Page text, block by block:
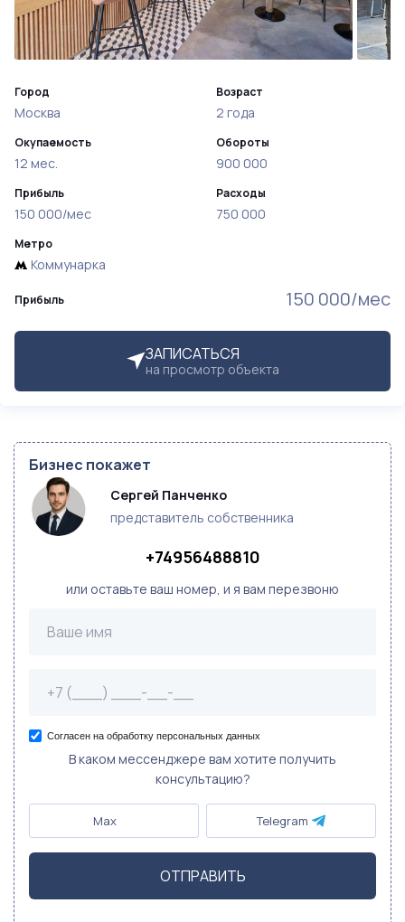
Прибыль 150 000/мес
ЗАПИСАТЬСЯ
на просмотр объекта
Город
Москва
Окупаемость
12 мес.
Прибыль
150 000/мес
Возраст
2 года
Обороты
900 000
Расходы
750 000
Метро
Коммунарка
Бизнес покажет
Сергей Панченко
представитель собственника
+74956488810
или оставьте ваш номер, и я вам перезвоню
Согласен на обработку персональных данных
В каком мессенджере вам хотите получить
консультацию?
Max Telegram
ОТПРАВИТЬ